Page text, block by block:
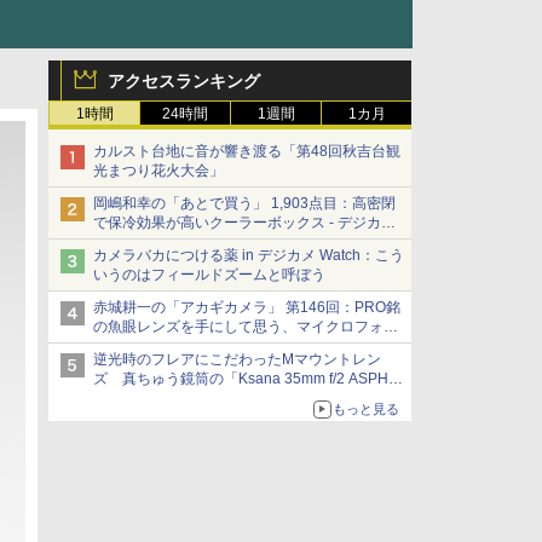
アクセスランキング
1時間 24時間 1週間 1カ月
カルスト台地に音が響き渡る「第48回秋吉台観
光まつり花火大会」
岡嶋和幸の「あとで買う」 1,903点目：高密閉
で保冷効果が高いクーラーボックス - デジカメ
Watch
カメラバカにつける薬 in デジカメ Watch：こう
いうのはフィールドズームと呼ぼう
赤城耕一の「アカギカメラ」 第146回：PRO銘
の魚眼レンズを手にして思う、マイクロフォー
サーズへの期待と可能性
逆光時のフレアにこだわったMマウントレン
ズ 真ちゅう鏡筒の「Ksana 35mm f/2 ASPH.
もっと見る